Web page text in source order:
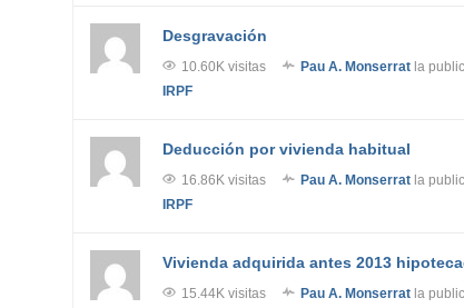
Desgravación
10.60K visitas Pau A. Monserrat la
IRPF
Deducción por vivienda habitual
16.86K visitas Pau A. Monserrat la
IRPF
Vivienda adquirida antes 2013
15.44K visitas Pau A. Monserrat la